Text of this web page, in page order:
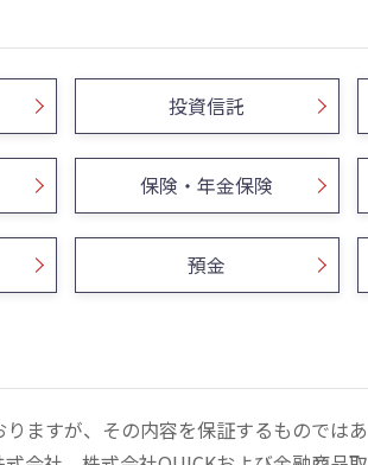
投資信託
保険・年金保険
預金
ますが、その内容を保証するものでは